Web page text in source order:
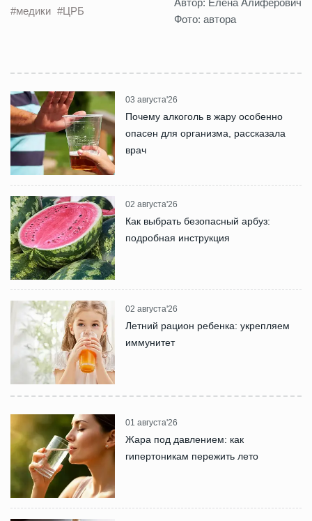
#медики #ЦРБ
Фото: автора
03 августа'26
Почему алкоголь в жару особенно
опасен для организма, рассказала
врач
02 августа'26
Как выбрать безопасный арбуз:
подробная инструкция
02 августа'26
Летний рацион ребенка: укрепляем
иммунитет
01 августа'26
Жара под давлением: как
гипертоникам пережить лето